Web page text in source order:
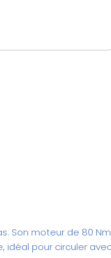
Son moteur de 80
idéal pour circuler